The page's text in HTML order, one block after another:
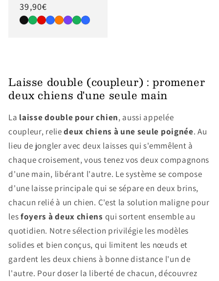
Prix
habituel
39,90€
Laisse double (coupleur) : promener
deux chiens d'une seule main
La laisse double pour chien, aussi appelée
coupleur, reliedeux chiens à une seule poignée. Au
lieu de jongler avec deux laisses qui s'emmêlent à
chaque croisement, vous tenez vos deux compagnons
d'une main, libérant l'autre. Le système se compose
d'une laisse principale qui se sépare en deux brins,
chacun relié à un chien. C'est la solution maligne pour
lesfoyers à deux chiens qui sortent ensemble au
quotidien. Notre sélection privilégie les modèles
solides et bien conçus, qui limitent les nœuds et
gardent les deux chiens à bonne distance l'un de
l'autre. Pour doser la liberté de chacun, découvrez